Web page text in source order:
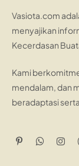
Vasiota.com
menyajikan
Kecerdasan
Kami
mendalam, dan
beradaptasi
Pinterest